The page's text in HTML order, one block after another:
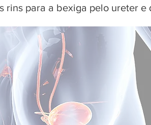
rins para a bexiga pelo ureter